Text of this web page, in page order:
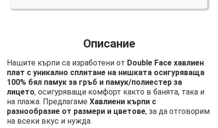
Описание
Нашите кърпи са изработени от Double Face хавлиен
плат с уникално сплитане на нишката осигуряваща
100% бял памук за гръб и памук/полиестер за
лицето, осигуряващи комфорт както в банята, така и
на плажа. ПредлагамеХавлиени кърпи с
разнообразие от размери и цветове, за да отговорим
на всеки вкус и нужда.